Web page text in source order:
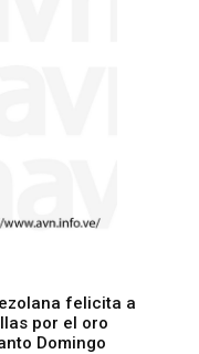
felicita a
por el oro
Domingo